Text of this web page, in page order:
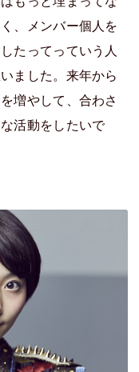
、メンバー個人を
たってっていう人
ました。来年から
増やして、合わさ
活動をしたいで